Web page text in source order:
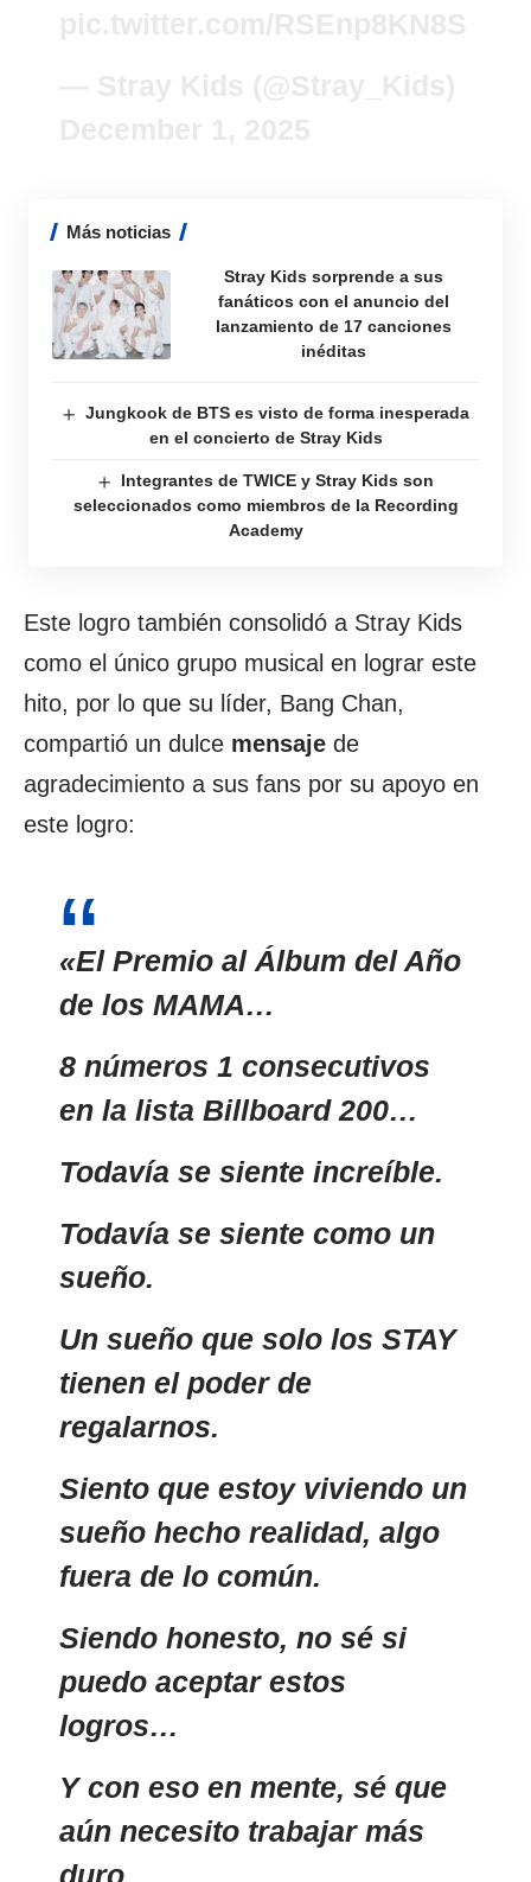
Más noticias
Stray Kids sorprende a sus
fanáticos con el anuncio del
lanzamiento de 17 canciones
inéditas
Jungkook de BTS es visto de forma inesperada
en el concierto de Stray Kids
Integrantes de TWICE y Stray Kids son
seleccionados como miembros de la Recording
Academy
Este logro también consolidó a Stray Kids
como el único grupo musical en lograr este
hito, por lo que su líder, Bang Chan,
compartió un dulce mensaje de
agradecimiento a sus fans por su apoyo en
este logro:
«El Premio al Álbum del Año
de los MAMA…
8 números 1 consecutivos
en la lista Billboard 200…
Todavía se siente increíble.
Todavía se siente como un
sueño.
Un sueño que solo los STAY
tienen el poder de
regalarnos.
Siento que estoy viviendo un
sueño hecho realidad, algo
fuera de lo común.
Siendo honesto, no sé si
puedo aceptar estos
logros…
Y con eso en mente, sé que
aún necesito trabajar más
duro…